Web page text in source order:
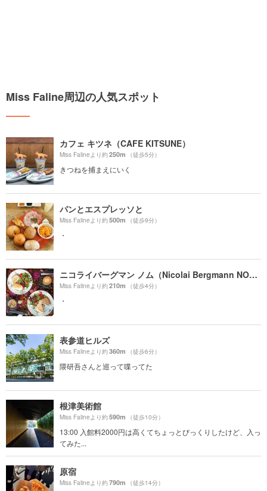
Miss Faline周辺の人気スポット
カフェ キツネ（CAFE KITSUNE）
Miss Falineより約250m （徒歩5分）
きつねを捕まえにいく
パンとエスプレッソと
Miss Falineより約500m （徒歩9分）
・
ニコライバーグマン ノム（Nicolai Bergmann NOMU ）
Miss Falineより約210m （徒歩4分）
・
表参道ヒルズ
Miss Falineより約360m （徒歩6分）
隈研吾さんと巡って喋ってた
根津美術館
Miss Falineより約590m （徒歩10分）
13:00 入館料2000円は高くてちょっとびっくりしたけど、入っ
てみた...
原宿
Miss Falineより約790m （徒歩14分）